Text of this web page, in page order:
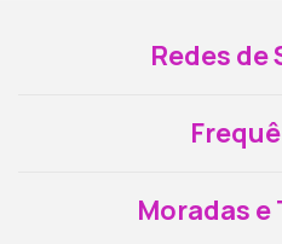
Redes
Moradas